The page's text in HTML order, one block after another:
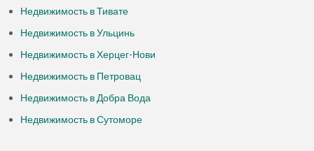
Недвижимость в Тивате
Недвижимость в Ульцинь
Недвижимость в Херцег-Нови
Недвижимость в Петровац
Недвижимость в Добра Вода
Недвижимость в Сутоморе